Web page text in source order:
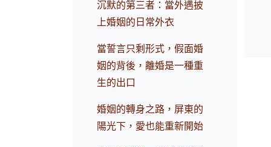
沉默的第三者：當外遇披
上婚姻的日常外衣
當誓言只剩形式，假面婚
姻的背後，離婚是一種重
生的出口
婚姻的轉身之路，屏東的
陽光下，愛也能重新開始